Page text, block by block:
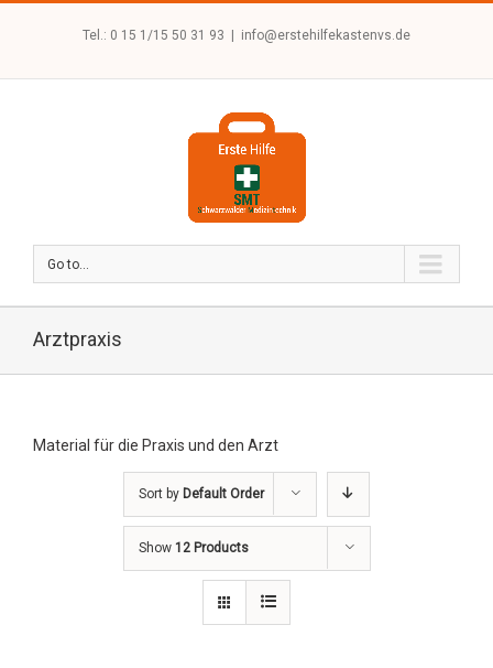
Tel.: 0 15 1/15 50 31 93 info@erstehilfekastenvs.de
Go to...
Arztpraxis
Material für die Praxis und den Arzt
Sort by Default Order
Show 12 Products